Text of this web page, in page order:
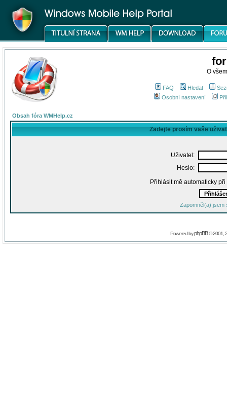
O
FAQ Hledat
Osobní nastavení
Obsah fóra WMHelp.cz
Zadejte prosím vaše
Uživatel:
Heslo:
Přihlásit mě automaticky
Zapomněl(a) jsem
Powered byphpBB© 2001,